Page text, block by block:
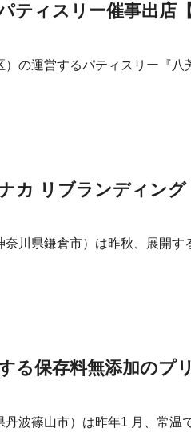
ティスリー催事出店【
）の運営するパティスリー『
カ リブランディング
川県鎌倉市）は昨秋、展開
る保存料無添加のプ
波篠山市）は昨年1 月、常温